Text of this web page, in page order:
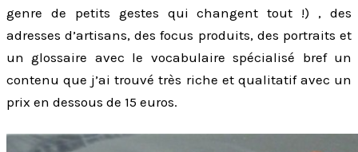
genre de petits gestes qui changent tout !) , des
adresses d’artisans, des focus produits, des portraits et
un glossaire avec le vocabulaire spécialisé bref un
contenu que j’ai trouvé très riche et qualitatif avec un
prix en dessous de 15 euros.